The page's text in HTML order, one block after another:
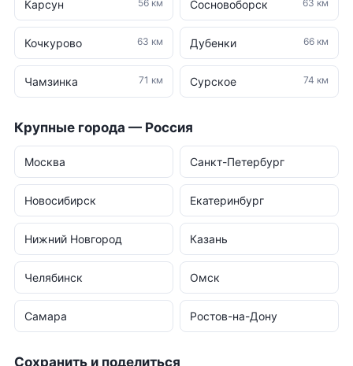
Карсун 56 км Сосновоборск 63 км
Кочкурово 63 км Дубенки 66 км
Чамзинка 71 км Сурское 74 км
Крупные города — Россия
Москва Санкт-Петербург
Новосибирск Екатеринбург
Нижний Новгород Казань
Челябинск Омск
Самара Ростов-на-Дону
Сохранить и поделиться